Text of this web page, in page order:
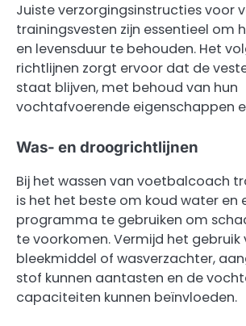
Juiste verzorgingsinstructies voor
trainingsvesten zijn essentieel om
en levensduur te behouden. Het
richtlijnen zorgt ervoor dat de
staat blijven, met behoud van hun
vochtafvoerende eigenschappen
Was- en droogrichtlijnen
Bij het wassen van voetbalcoach
is het het beste om koud water en
programma te gebruiken om
te voorkomen. Vermijd het gebruik
bleekmiddel of wasverzachter,
stof kunnen aantasten en de
capaciteiten kunnen beïnvloeden.